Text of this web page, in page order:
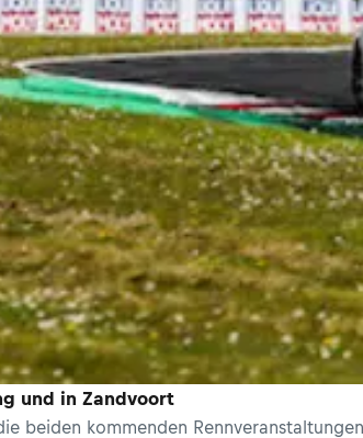
und in Zandvoort
beiden kommenden